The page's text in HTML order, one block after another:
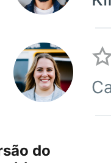
do